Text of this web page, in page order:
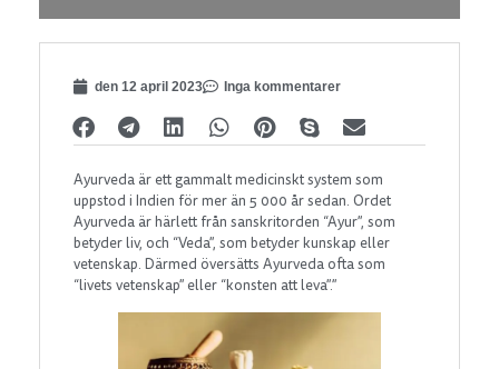
den 12 april 2023 Inga kommentarer
Ayurveda är ett gammalt medicinskt system som
uppstod i Indien för mer än 5 000 år sedan. Ordet
Ayurveda är härlett från sanskritorden “Ayur”, som
betyder liv, och “Veda”, som betyder kunskap eller
vetenskap. Därmed översätts Ayurveda ofta som
“livets vetenskap” eller “konsten att leva”.”